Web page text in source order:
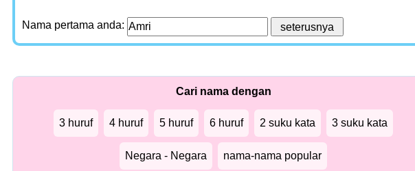
Nama pertama anda:
Cari nama dengan
3 huruf 4 huruf 5 huruf 6 huruf 2 suku kata 3 suku kata
Negara - Negara nama-nama popular